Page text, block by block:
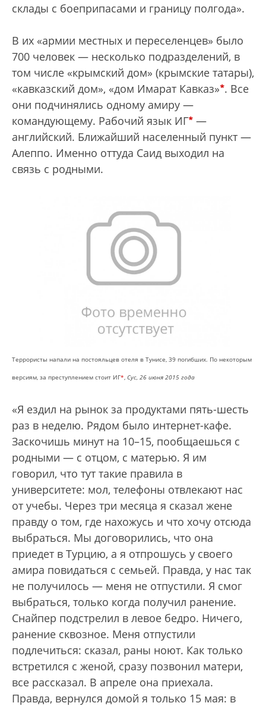
склады с боеприпасами и границу полгода».
В их «армии местных и переселенцев» было
700 человек — несколько подразделений, в
том числе «крымский дом» (крымские татары),
«кавказский дом», «дом Имарат Кавказ»*. Все
они подчинялись одному амиру —
командующему. Рабочий язык ИГ* —
английский. Ближайший населенный пункт —
Алеппо. Именно оттуда Саид выходил на
связь с родными.
Террористы напали на постояльцев отеля в Тунисе, 39 погибших. По некоторым
версиям, за преступлением стоит ИГ*, Сус, 26 июня 2015 года
«Я ездил на рынок за продуктами пять-шесть
раз в неделю. Рядом было интернет-кафе.
Заскочишь минут на 10–15, пообщаешься с
родными — с отцом, с матерью. Я им
говорил, что тут такие правила в
университете: мол, телефоны отвлекают нас
от учебы. Через три месяца я сказал жене
правду о том, где нахожусь и что хочу отсюда
выбраться. Мы договорились, что она
приедет в Турцию, а я отпрошусь у своего
амира повидаться с семьей. Правда, у нас так
не получилось — меня не отпустили. Я смог
выбраться, только когда получил ранение.
Снайпер подстрелил в левое бедро. Ничего,
ранение сквозное. Меня отпустили
подлечиться: сказал, раны ноют. Как только
встретился с женой, сразу позвонил матери,
все рассказал. В апреле она приехала.
Правда, вернулся домой я только 15 мая: в